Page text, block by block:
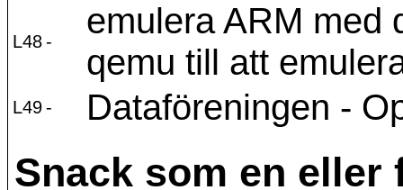
L48-
emulera ARM med
qemu till att
L49- Dataföreningen -
Snack som en eller